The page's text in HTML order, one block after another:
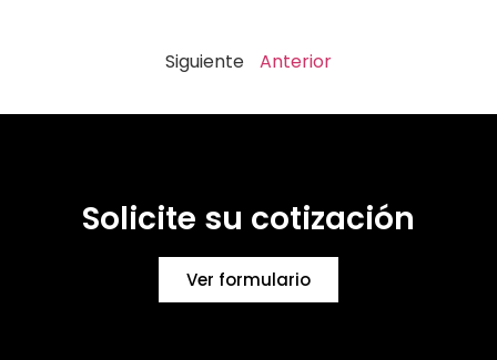
Siguiente Anterior
Solicite su cotización
Ver formulario